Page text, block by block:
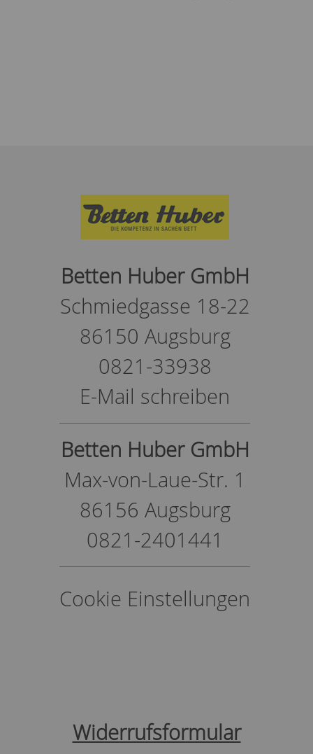
Betten Huber GmbH
Schmiedgasse 18-22
86150 Augsburg
0821-33938
E-Mail schreiben
Betten Huber GmbH
Max-von-Laue-Str. 1
86156 Augsburg
0821-2401441
Cookie Einstellungen
Widerrufsformular